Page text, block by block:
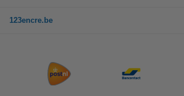
123encre.be